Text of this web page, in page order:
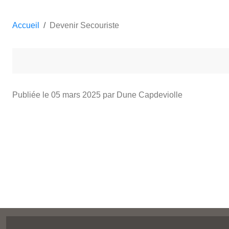
Accueil Devenir Secouriste
Publiée le 05 mars 2025 par Dune Capdeviolle